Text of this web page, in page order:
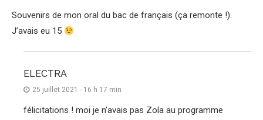
Souvenirs de mon oral du bac de français (ça remonte !).
J’avais eu 15
ELECTRA
25 juillet 2021 - 16 h 17 min
félicitations ! moi je n’avais pas Zola au programme